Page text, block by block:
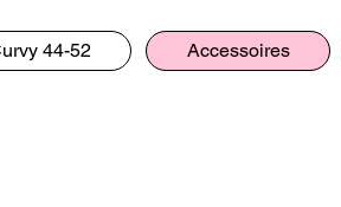
44-52 Accessoires